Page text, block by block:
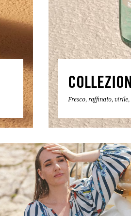
Fresco, raffinato, virile,